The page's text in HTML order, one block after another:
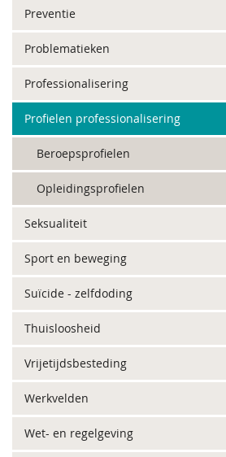
Preventie
Problematieken
Professionalisering
Profielen professionalisering
Beroepsprofielen
Opleidingsprofielen
Seksualiteit
Sport en beweging
Suïcide - zelfdoding
Thuisloosheid
Vrijetijdsbesteding
Werkvelden
Wet- en regelgeving